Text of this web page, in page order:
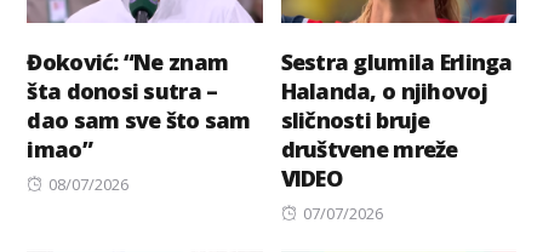
Đoković: “Ne znam
šta donosi sutra –
dao sam sve što sam
imao”
Posted
08/07/2026
Sestra glumila Erlinga
Halanda, o njihovoj
sličnosti bruje
društvene mreže
VIDEO
Posted
07/07/2026